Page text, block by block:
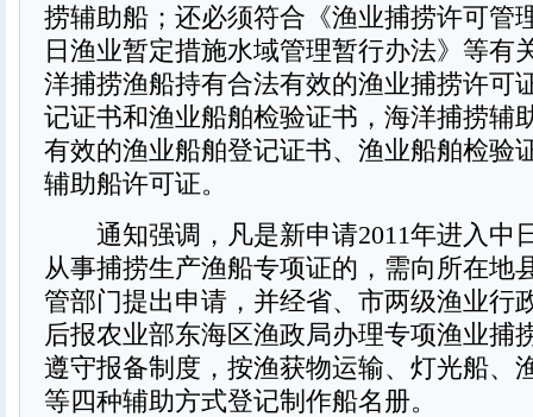
捞辅助船；还必须符合《渔业捕捞许可管
日渔业暂定措施水域管理暂行办法》等有
洋捕捞渔船持有合法有效的渔业捕捞许可
记证书和渔业船舶检验证书，海洋捕捞辅
有效的渔业船舶登记证书、渔业船舶检验
辅助船许可证。
通知强调，凡是新申请2011年进入中
从事捕捞生产渔船专项证的，需向所在地
管部门提出申请，并经省、市两级渔业行
后报农业部东海区渔政局办理专项渔业捕
遵守报备制度，按渔获物运输、灯光船、
等四种辅助方式登记制作船名册。